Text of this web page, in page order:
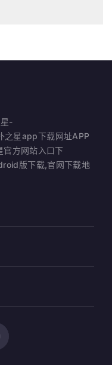
-
星app下载网址APP
方网站入口下
版下载,官网下载地